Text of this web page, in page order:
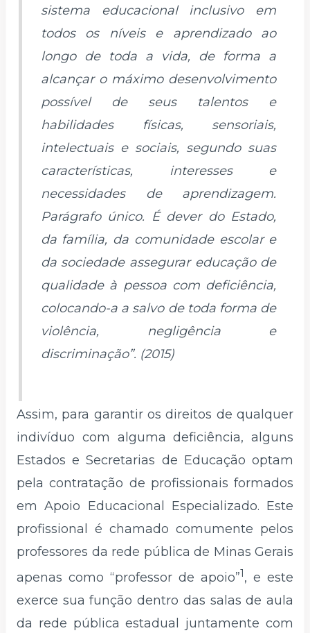
sistema educacional inclusivo em
todos os níveis e aprendizado ao
longo de toda a vida, de forma a
alcançar o máximo desenvolvimento
possível de seus talentos e
habilidades físicas, sensoriais,
intelectuais e sociais, segundo suas
características, interesses e
necessidades de aprendizagem.
Parágrafo único. É dever do Estado,
da família, da comunidade escolar e
da sociedade assegurar educação de
qualidade à pessoa com deficiência,
colocando-a a salvo de toda forma de
violência, negligência e
discriminação”. (2015)
Assim, para garantir os direitos de qualquer
indivíduo com alguma deficiência, alguns
Estados e Secretarias de Educação optam
pela contratação de profissionais formados
em Apoio Educacional Especializado. Este
profissional é chamado comumente pelos
professores da rede pública de Minas Gerais
apenas como “professor de apoio”1, e este
exerce sua função dentro das salas de aula
da rede pública estadual juntamente com